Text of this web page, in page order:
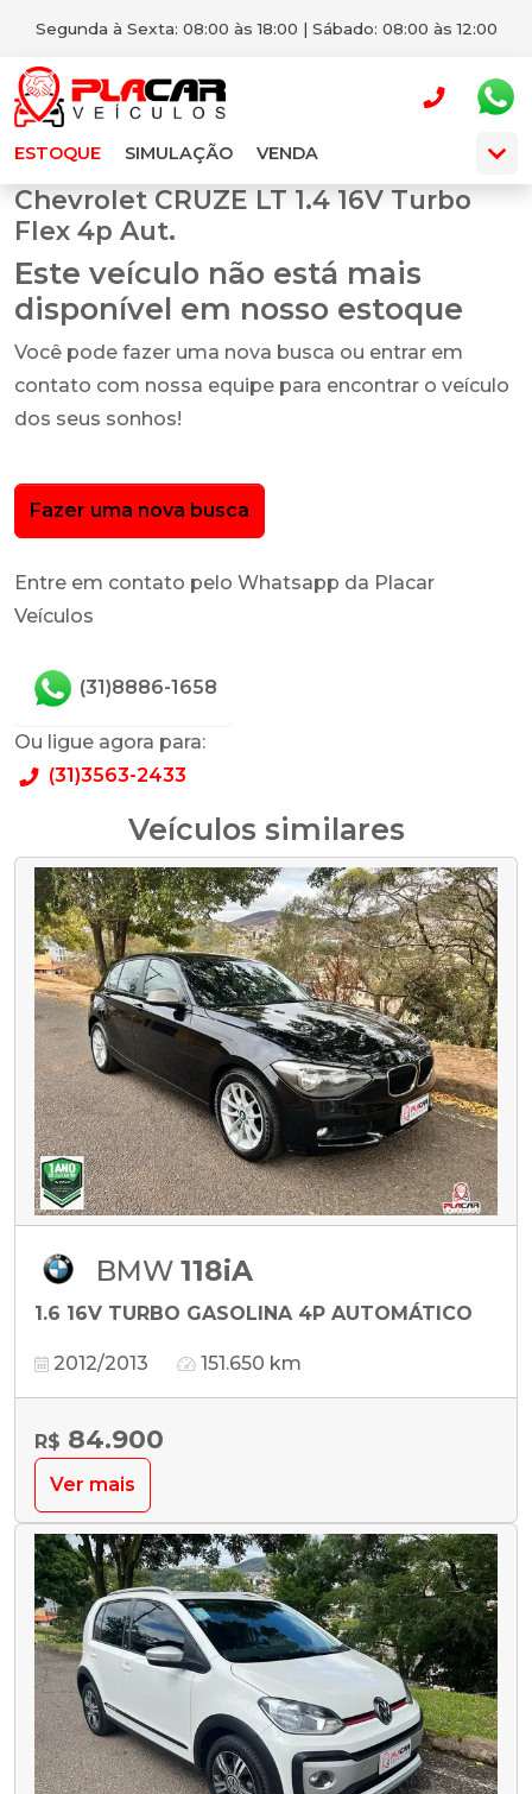
Segunda à Sexta: 08:00 às 18:00 | Sábado: 08:00 às 12:00
ESTOQUE SIMULAÇÃO VENDA
Chevrolet CRUZE LT 1.4 16V Turbo
Flex 4p Aut.
Este veículo não está mais
disponível em nosso estoque
Você pode fazer uma nova busca ou entrar em
contato com nossa equipe para encontrar o veículo
dos seus sonhos!
Fazer uma nova busca
Entre em contato pelo Whatsapp da Placar
Veículos
(31)8886-1658
Ou ligue agora para:
(31)3563-2433
Veículos similares
BMW 118iA
1.6 16V TURBO GASOLINA 4P AUTOMÁTICO
2012/2013 151.650 km
R$ 84.900
Ver mais